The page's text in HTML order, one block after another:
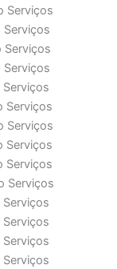
Serviços
Serviços
Serviços
Serviços
Serviços
Serviços
Serviços
Serviços
Serviços